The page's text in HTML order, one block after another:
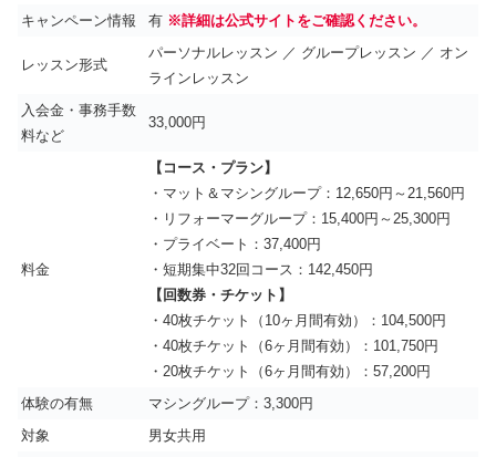
キャンペーン情報 有 ※詳細は公式サイトをご確認ください。
レッスン形式
パーソナルレッスン ／ グループレッスン ／ オン
ラインレッスン
入会金・事務手数
料など
33,000円
料金
【コース・プラン】
・マット＆マシングループ：12,650円～21,560円
・リフォーマーグループ：15,400円～25,300円
・プライベート：37,400円
・短期集中32回コース：142,450円
【回数券・チケット】
・40枚チケット（10ヶ月間有効）：104,500円
・40枚チケット（6ヶ月間有効）：101,750円
・20枚チケット（6ヶ月間有効）：57,200円
体験の有無
マシングループ：3,300円
対象
男女共用